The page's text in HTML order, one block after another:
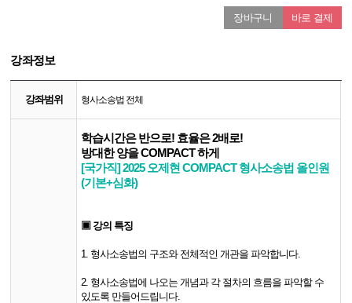
장바구니 바로 결제
강좌정보
강좌범위 형사소송법 전체
학습시간은 반으로! 효율은 2배로!
방대한 양을 COMPACT 하게
[국가직] 2025 오제현 COMPACT 형사소송법 올인원
(기본+심화)
▣ 강의 특징
1. 형사소송법의 구조와 전체적인 개관을 파악합니다.
2. 형사소송법에 나오는 개념과 각 절차의 흐름을 파악할 수
있도록 만들어드립니다.